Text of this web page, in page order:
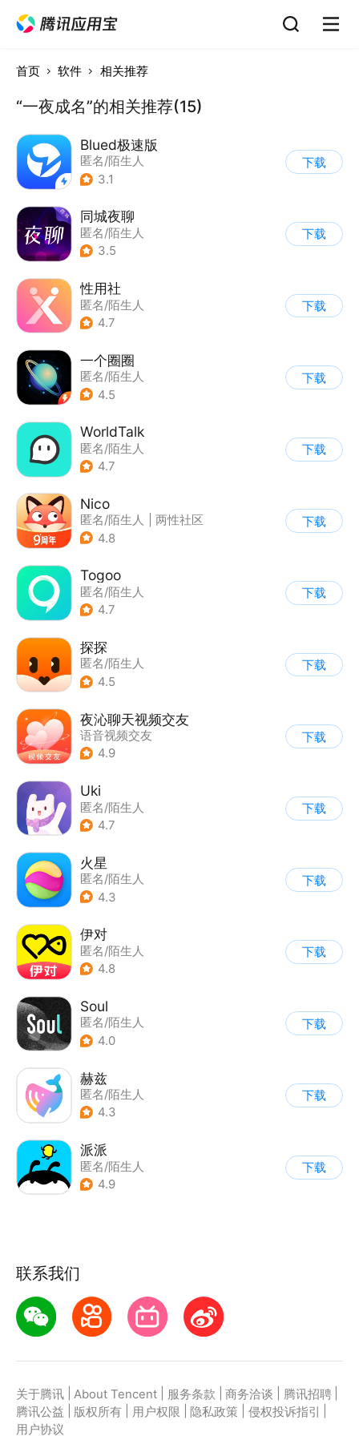
首页 软件 相关推荐
“一夜成名”的相关推荐(15)
Blued极速版
匿名/陌生人
3.1
下载
同城夜聊
匿名/陌生人
3.5
下载
性用社
匿名/陌生人
4.7
下载
一个圈圈
匿名/陌生人
4.5
下载
WorldTalk
匿名/陌生人
4.7
下载
Nico
匿名/陌生人
两性社区
4.8
下载
Togoo
匿名/陌生人
4.7
下载
探探
匿名/陌生人
4.5
下载
夜沁聊天视频交友
语音视频交友
| 匿名/陌生人
4.9
下载
Uki
匿名/陌生人
4.7
下载
火星
匿名/陌生人
4.3
下载
伊对
匿名/陌生人
4.8
下载
Soul
匿名/陌生人
4.0
下载
赫兹
匿名/陌生人
| 语音视频交友
4.3
下载
派派
匿名/陌生人
4.9
下载
联系我们
关于腾讯 About Tencent 服务条款 商务洽谈 腾讯招聘
腾讯公益
版权所有 用户权限 隐私政策 侵权投诉指引
用户协议